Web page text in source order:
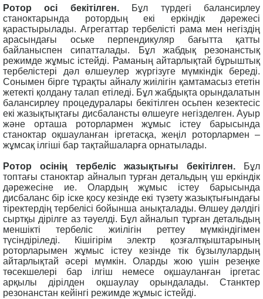
Ротор осі бекітілген.Бұл түрдегі балансирлеу
станоктарында ротордың екі еркіндік дәрежесі
қарастырылады. Агрегаттар тербелісті рама мен негіздің
арасындағы оське перпендикуляр бағытта қатты
байланыспен сипатталады. Бұл жабдық резонанстық
режимде жұмыс істейді. Раманың айтарлықтай бұрыштық
тербелістері дәл өлшеулер жүргізуге мүмкіндік береді.
Сонымен бірге тұрақты айналу жиілігін қамтамасыз ететін
жетекті қолдану талап етіледі. Бұл жабдықта орындалатын
балансирлеу процедуралары бекітілген осьпен кезектесіс
екі жазықтықтағы дисбалансты өлшеуге негізделген. Ауыр
және орташа роторлармен жұмыс істеу барысында
станоктар оқшауланған іргетасқа, жеңіл роторлармен –
жұмсақ ілгіші бар тақтайшаларға орнатылады.
Ротор осінің тербеліс жазықтығы бекітілген. Бұл
топтағы станоктар айналып турған детальдың үш еркіндік
дәрежесіне ие. Олардың жұмыс істеу барысында
дисбаланс бір іске қосу кезінде екі түзету жазықтығындағы
тіректердің тербелісі бойынша анықталады. Өлшеу дәлдігі
сыртқы дірілге аз тәуелді. Бұл айналып тұрған детальдың
меншікті тербеліс жиілігін реттеу мүмкіндігімен
түсіндіріледі. Кішігірім электр қозғалтқыштарының
роторларымен жұмыс істеу кезінде тік бұзылулардың
айтарлықтай әсері мүмкін. Оларды жою үшін резеңке
төсекшелері бар ілгіш немесе оқшауланған іргетас
арқылы дірілден оқшаулау орындалады. Станктер
резонанстан кейінгі режимде жұмыс істейді.